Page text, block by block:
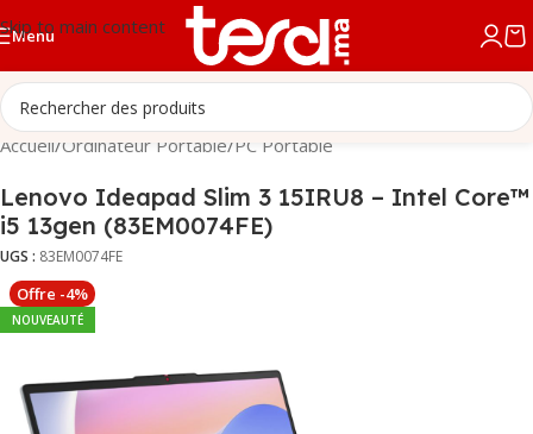
Skip to main content
Menu
Accueil/Ordinateur Portable/PC Portable
Lenovo Ideapad Slim 3 15IRU8 – Intel Core™
i5 13gen (83EM0074FE)
UGS : 83EM0074FE
Offre -4%
NOUVEAUTÉ